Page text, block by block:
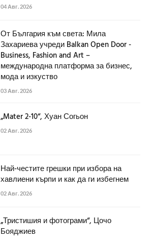
04 Авг. 2026
От България към света: Мила
Захариева учреди Balkan Open Door -
Business, Fashion and Art –
международна платформа за бизнес,
мода и изкуство
03 Авг. 2026
„Mater 2-10“, Хуан Согьон
02 Авг. 2026
Най-честите грешки при избора на
хавлиени кърпи и как да ги избегнем
02 Авг. 2026
„Тристишия и фотограми“, Цочо
Бояджиев